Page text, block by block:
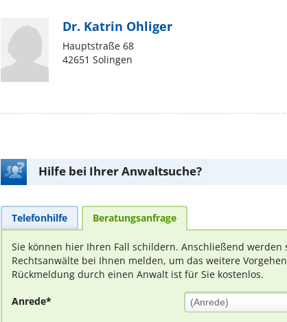
Dr. Katrin Ohliger
Hauptstraße 68
42651 Solingen
Hilfe bei Ihrer Anwaltsuche?
Telefonhilfe Beratungsanfrage
Sie können hier Ihren Fall schildern. Anschließend werden
Rechtsanwälte bei Ihnen melden, um das weitere
Rückmeldung durch einen Anwalt ist für Sie kostenlos.
Anrede* (Anrede)